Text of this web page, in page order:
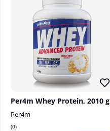
Per4m Whey Protein, 2010 g
Per4m
0